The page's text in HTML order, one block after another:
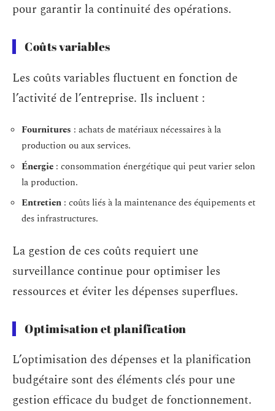
pour garantir la continuité des opérations.
Coûts variables
Les coûts variables fluctuent en fonction de
l’activité de l’entreprise. Ils incluent :
Fournitures : achats de matériaux nécessaires à la
production ou aux services.
Énergie : consommation énergétique qui peut varier selon
la production.
Entretien : coûts liés à la maintenance des équipements et
des infrastructures.
La gestion de ces coûts requiert une
surveillance continue pour optimiser les
ressources et éviter les dépenses superflues.
Optimisation et planification
L’optimisation des dépenses et la planification
budgétaire sont des éléments clés pour une
gestion efficace du budget de fonctionnement.